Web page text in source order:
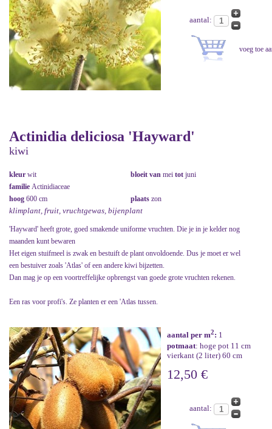
aantal:
Actinidia deliciosa 'Hayward'
kiwi
kleur wit bloeit van mei tot juni
familie Actinidiaceae
hoog 600 cm plaats zon
klimplant, fruit, vruchtgewas, bijenplant
'Hayward' heeft grote, goed smakende uniforme vruchten. Die je in je kelder nog
maanden kunt bewaren
Het eigen stuifmeel is zwak en bestuift de plant onvoldoende. Dus je moet er wel
een bestuiver zoals 'Atlas' of een andere kiwi bijzetten.
Dan mag je op een voortreffelijke opbrengst van goede grote vruchten rekenen.
Een ras voor profi's. Ze planten er een 'Atlas tussen.
aantal per m2: 1
potmaat: hoge pot 11 cm
vierkant (2 liter) 60 cm
12,50 €
aantal: